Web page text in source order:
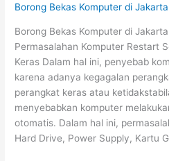
Borong Bekas Komputer di Jakarta
Borong Bekas Komputer di
Permasalahan Komputer Restart
Keras Dalam hal ini, penyebab
karena adanya kegagalan
perangkat keras atau
menyebabkan komputer
otomatis. Dalam hal ini,
Hard Drive, Power Supply, Kartu